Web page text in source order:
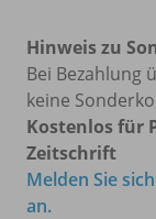
Hinweis zu
Bei Bezahlung
keine
Kostenlos für
Zeitschrift
Melden Sie
an.